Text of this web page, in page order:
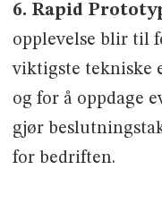
6. Rapid
opplevelse blir til
viktigste tekniske
og for å oppdage
gjør
for bedriften.